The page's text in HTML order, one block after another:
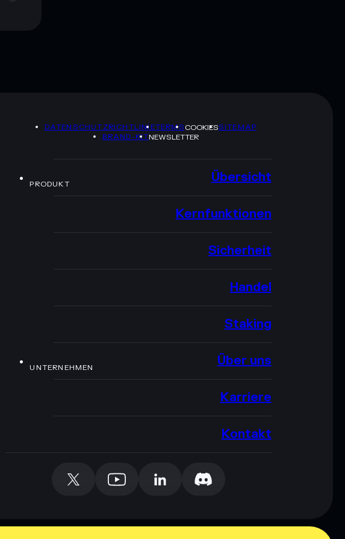
DATENSCHUTZRICHTLINIETERMSCOOKIESSITEMAP
BRAND-KITNEWSLETTER
PRODUKT Übersicht
Kernfunktionen
Sicherheit
Handel
Staking
UNTERNEHMEN Über uns
Karriere
Kontakt